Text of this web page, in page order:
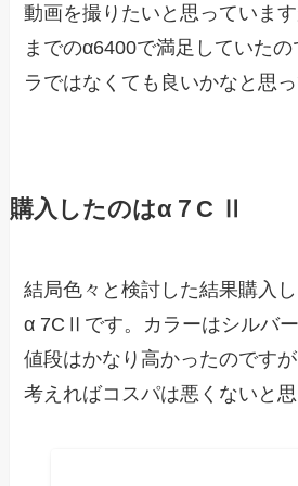
動画を撮りたいと思っていま
までのα6400で満足していた
ラではなくても良いかなと思っ
購入したのはα７C Ⅱ
結局色々と検討した結果購入
α 7CⅡです。カラーはシルバー
値段はかなり高かったのです
考えればコスパは悪くないと思